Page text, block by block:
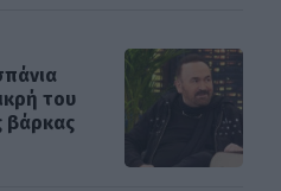
του
βάρκας